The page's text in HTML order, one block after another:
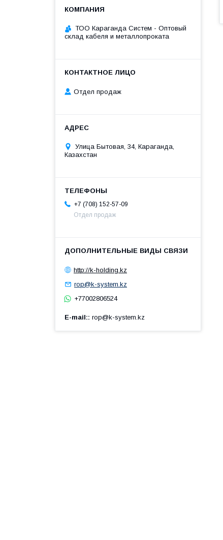
ТОО Караганда Систем - Оптовый
склад кабеля и металлопроката
Отдел продаж
Улица Бытовая, 34, Караганда,
Казахстан
+7 (708) 152-57-09
Отдел продаж
http://k-holding.kz
rop@k-system.kz
+77002806524
E-mail: rop@k-system.kz